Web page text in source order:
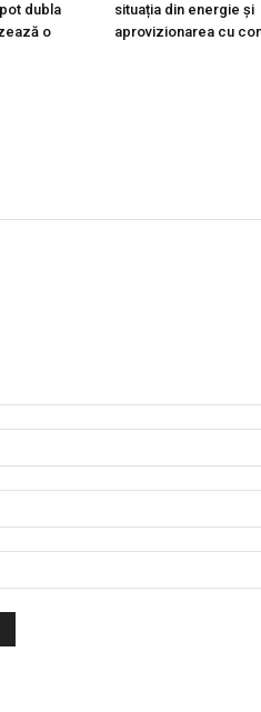
dubla
o
situația din energie și
aprovizionarea cu